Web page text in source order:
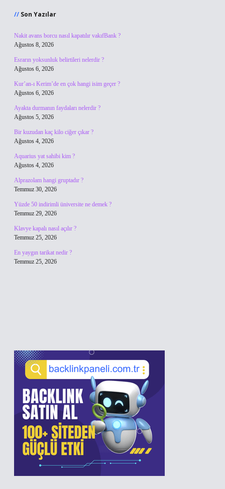
Son Yazılar
Nakit avans borcu nasıl kapatılır vakıfBank ?
Ağustos 8, 2026
Esrarın yoksunluk belirtileri nelerdir ?
Ağustos 6, 2026
Kur’an-ı Kerim’de en çok hangi isim geçer ?
Ağustos 6, 2026
Ayakta durmanın faydaları nelerdir ?
Ağustos 5, 2026
Bir kuzudan kaç kilo ciğer çıkar ?
Ağustos 4, 2026
Aquarius yat sahibi kim ?
Ağustos 4, 2026
Alprazolam hangi gruptadır ?
Temmuz 30, 2026
Yüzde 50 indirimli üniversite ne demek ?
Temmuz 29, 2026
Klavye kapalı nasıl açılır ?
Temmuz 25, 2026
En yaygın tarikat nedir ?
Temmuz 25, 2026